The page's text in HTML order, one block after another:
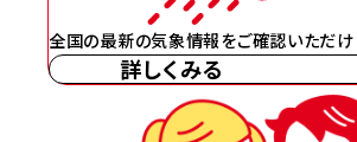
全国の最新の気象情報をご確認いただけ
詳しくみる